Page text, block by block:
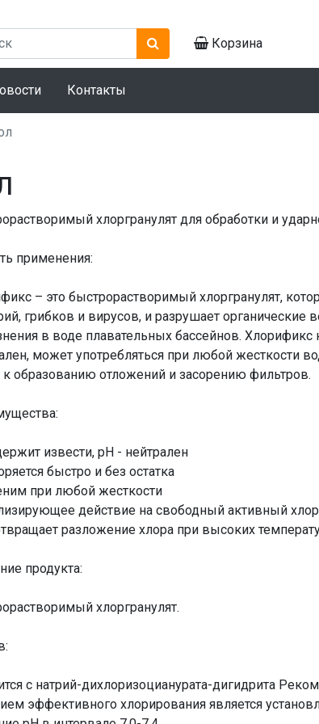
Корзина
Контакты
хлоргранулят для обработки и
применения:
– это быстрорастворимый хлоргранулят,
грибков и вирусов, и разрушает
в воде плавательных бассейнов.
может употребляться при любой жесткости
к образованию отложений и засорению фильтров.
извести, рН - нейтрален
быстро и без остатка
при любой жесткости
действие на свободный активный
разложение хлора при высоких
продукта:
хлоргранулят.
с натрий-дихлоризоцианурата-дигидрита
эффективного хлорирования является